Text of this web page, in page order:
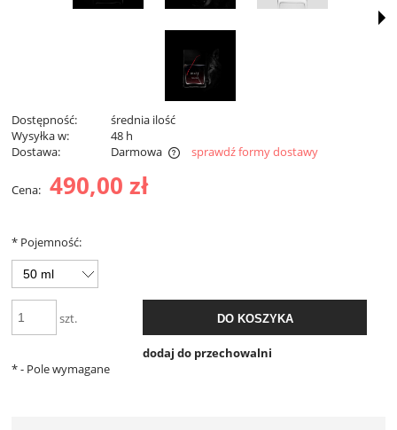
Dostępność:
średnia ilość
Wysyłka w:
48 h
Dostawa:
Darmowa
sprawdź formy dostawy
Cena: 490,00 zł
* Pojemność:
szt. DO KOSZYKA
dodaj do przechowalni
*- Pole wymagane